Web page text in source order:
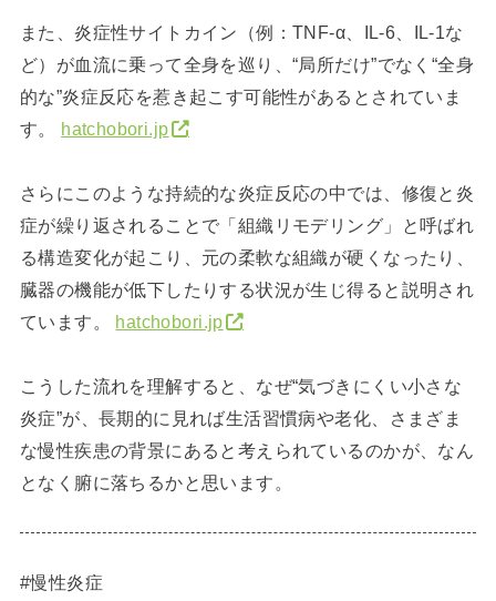
また、炎症性サイトカイン（例：TNF-α、IL-6、IL-1な
ど）が血流に乗って全身を巡り、“局所だけ”でなく“全身
的な”炎症反応を惹き起こす可能性があるとされていま
す。 hatchobori.jp
さらにこのような持続的な炎症反応の中では、修復と炎
症が繰り返されることで「組織リモデリング」と呼ばれ
る構造変化が起こり、元の柔軟な組織が硬くなったり、
臓器の機能が低下したりする状況が生じ得ると説明され
ています。 hatchobori.jp
こうした流れを理解すると、なぜ“気づきにくい小さな
炎症”が、長期的に見れば生活習慣病や老化、さまざま
な慢性疾患の背景にあると考えられているのかが、なん
となく腑に落ちるかと思います。
#慢性炎症